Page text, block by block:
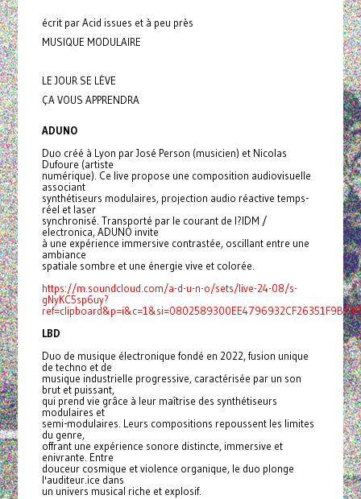
écrit par Acid issues et à peu près
MUSIQUE MODULAIRE
LE JOUR SE LÈVE
ÇA VOUS APPRENDRA
ADUNO
Duo créé à Lyon par José Person (musicien) et Nicolas
Dufoure (artiste
numérique). Ce live propose une composition audiovisuelle
associant
synthétiseurs modulaires, projection audio réactive temps-
réel et laser
synchronisé. Transporté par le courant de l?IDM /
electronica, ADUNO invite
à une expérience immersive contrastée, oscillant entre une
ambiance
spatiale sombre et une énergie vive et colorée.
https://m.soundcloud.com/a-d-u-n-o/sets/live-24-08/s-
gNyKC5sp6uy?
LBD
Duo de musique électronique fondé en 2022, fusion unique
de techno et de
musique industrielle progressive, caractérisée par un son
brut et puissant,
qui prend vie grâce à leur maîtrise des synthétiseurs
modulaires et
semi-modulaires. Leurs compositions repoussent les limites
du genre,
offrant une expérience sonore distincte, immersive et
enivrante. Entre
douceur cosmique et violence organique, le duo plonge
l'auditeur.ice dans
un univers musical riche et explosif.